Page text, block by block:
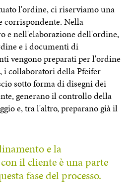
l'ordine, ci riserviamo una
corrispondente. Nella
e nell'elaborazione dell'ordine,
e i documenti di
vengono preparati per l'ordine
collaboratori della Pfeifer
sotto forma di disegni dei
generano il controllo della
e, tra l'altro, preparano già il
e la
il cliente è una parte
fase del processo.